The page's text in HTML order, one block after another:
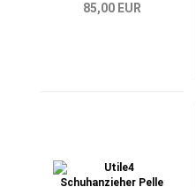
85,00 EUR